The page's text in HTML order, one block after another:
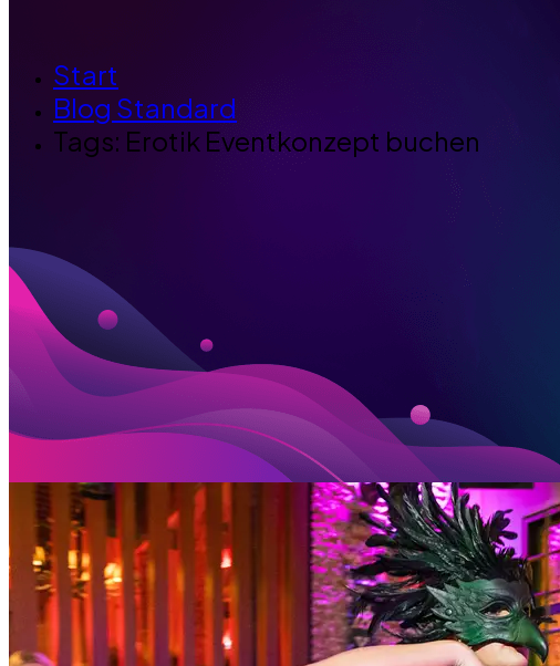
Start
Blog Standard
Tags: Erotik Eventkonzept buchen